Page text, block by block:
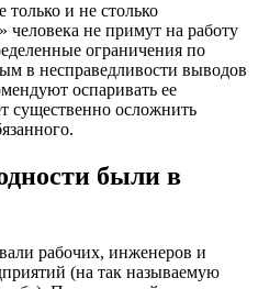
и не столько
человека не примут на работу
ограничения по
в несправедливости выводов
оспаривать ее
существенно осложнить
были в
рабочих, инженеров и
(на так называемую